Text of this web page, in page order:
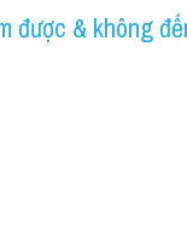
được & không